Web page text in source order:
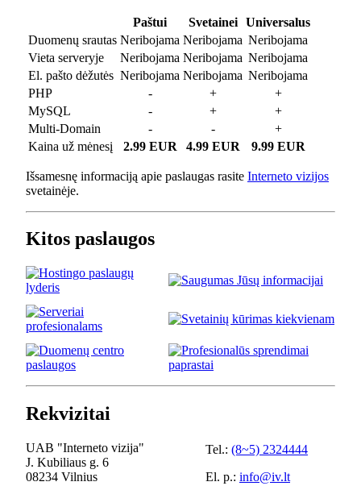
Paštui Svetainei
Universalus
Duomenų srautas Neribojama Neribojama Neribojama
Vieta serveryje
Neribojama Neribojama Neribojama
El. pašto dėžutės Neribojama Neribojama Neribojama
PHP
- +
+
MySQL
- +
+
Multi-Domain
- -
+
Kaina už mėnesį
2.99 EUR 4.99 EUR 9.99 EUR
Išsamesnę informaciją apie paslaugas rasite Interneto vizijos
svetainėje.
Kitos paslaugos
Rekvizitai
UAB "Interneto vizija"
J. Kubiliaus g. 6
08234 Vilnius
Tel.: (8~5) 2324444
El. p.: info@iv.lt